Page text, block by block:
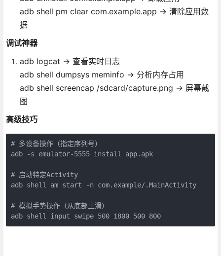
adb shell pm clear com.example.app → 清除应用数
据
调试神器
adb logcat → 查看实时日志
adb shell dumpsys meminfo → 分析内存占用
adb shell screencap /sdcard/capture.png → 屏幕截
图
高级技巧
# 多设备操作（指定序列号）
adb -s emulator-5555 install app.apk
# 启动特定Activity
adb shell am start -n com.example/.MainActivity
# 模拟手势操作（从底部上滑）
adb shell input swipe 500 1800 500 800